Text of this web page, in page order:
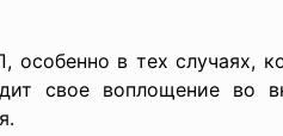
в тех случаях,
свое воплощение во